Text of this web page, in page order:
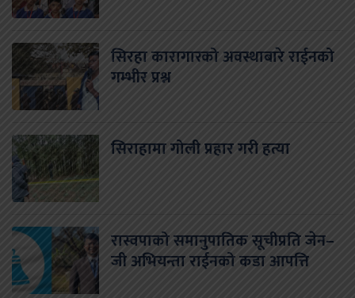
सिरहा कारागारको अवस्थाबारे राईनको
गम्भीर प्रश्न
सिराहामा गोली प्रहार गरी हत्या
रास्वपाको समानुपातिक सूचीप्रति जेन–
जी अभियन्ता राईनको कडा आपत्ति